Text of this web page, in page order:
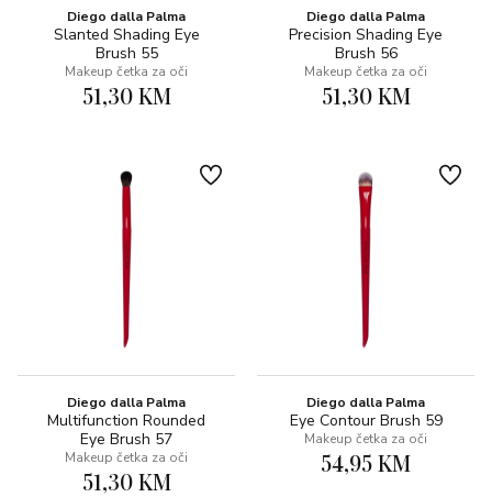
Diego dalla Palma
Slanted Shading Eye
Brush 55
Makeup četka za oči
51,30 KM
Diego dalla Palma
Precision Shading Eye
Brush 56
Makeup četka za oči
51,30 KM
Diego dalla Palma
Multifunction Rounded
Eye Brush 57
Makeup četka za oči
51,30 KM
Diego dalla Palma
Eye Contour Brush 59
Makeup četka za oči
54,95 KM